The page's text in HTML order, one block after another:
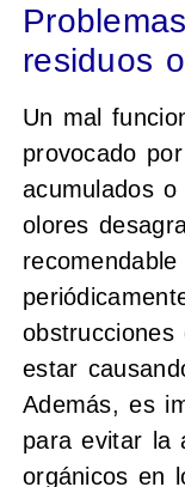
residuos
Un mal
provocado
acumulados
olores
obstrucciones
estar
Además, es
para evitar la
orgánicos en